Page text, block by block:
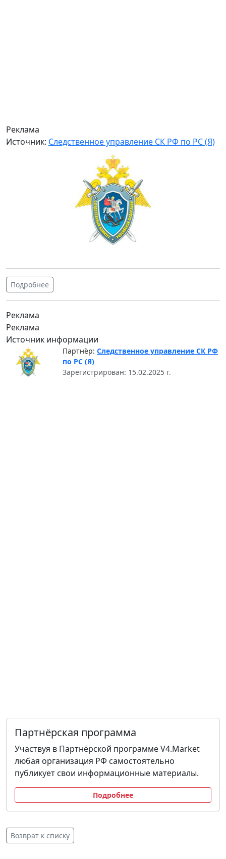
Реклама
Источник: Следственное управление СК РФ по РС (Я)
Подробнее
Реклама
Реклама
Источник информации
Партнёр: Следственное управление СК РФ
по РС (Я)
Зарегистрирован: 15.02.2025 г.
Партнёрская программа
Участвуя в Партнёрской программе V4.Market
любая организация РФ самостоятельно
публикует свои информационные материалы.
Подробнее
Возврат к списку